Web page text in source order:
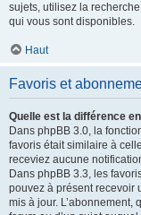
sujets, utilisez la
qui vous sont disponibles.
Haut
Favoris et
Quelle est la différence
Dans phpBB 3.0, la
favoris était similaire à
receviez aucune
Dans phpBB 3.3, les
pouvez à présent recevoir
mis à jour. L’abonnement,